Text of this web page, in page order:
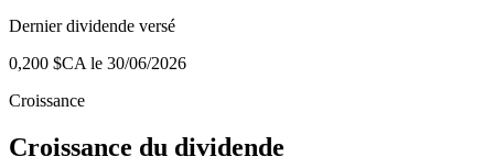
Dernier dividende versé
0,200 $CA le 30/06/2026
Croissance
Croissance du dividende